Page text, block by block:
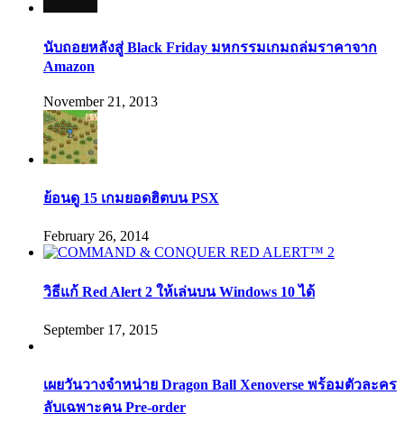
นับถอยหลังสู่ Black Friday มหกรรมเกมถล่มราคาจาก
Amazon
November 21, 2013
ย้อนดู 15 เกมยอดฮิตบน PSX
February 26, 2014
วิธีแก้ Red Alert 2 ให้เล่นบน Windows 10 ได้
September 17, 2015
เผยวันวางจำหน่าย Dragon Ball Xenoverse พร้อมตัวละคร
ลับเฉพาะคน Pre-order